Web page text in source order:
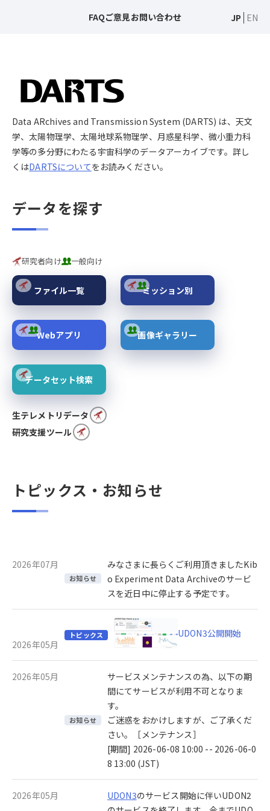
FAQご意見お問い合わせ JP EN
Data ARchives and Transmission System (DARTS) は、天文
学、太陽物理学、太陽地球系物理学、月惑星科学、微小重力科
学等の多分野にわたる宇宙科学のデータアーカイブです。詳し
くはDARTSについてをお読みください。
データを探す
研究者向け 一般向け
ファイル一覧 ミッション別
Webアプリ 画像ギャラリー
データセット検索
生テレメトリデータ
研究支援ツール
トピックス・お知らせ
2026年07月
お知らせ
みなさまに長らくご利用頂きましたKib
o Experiment Data Archiveのサービ
スを近日中に停止する予定です。
2026年05月
トピックス UDON3公開開始
2026年05月
お知らせ
サービスメンテナンスの為、以下の期
間にてサービスが利用不可となりま
す。
ご迷惑をおかけしますが、ご了承くだ
さい。［メンテナンス］
[期間] 2026-06-08 10:00 -- 2026-06-0
8 13:00 (JST)
2026年05月 UDON3のサービス開始に伴いUDON2